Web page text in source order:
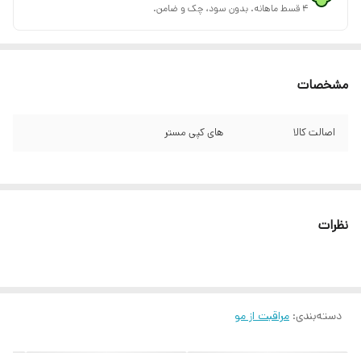
۴ قسط ماهانه. بدون سود، چک و ضامن.
مشخصات
اصالت کالا های کپی مستر
نظرات
دسته‌بندی: مراقبت از مو